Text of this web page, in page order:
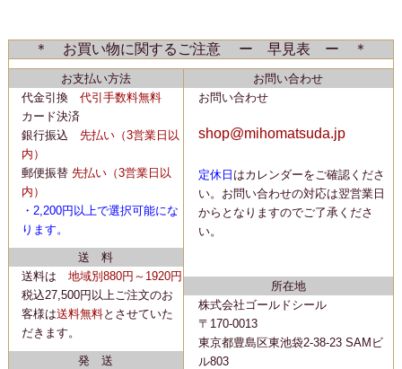
＊ お買い物に関するご注意 ー 早見表 ー ＊
お支払い方法
代金引換
代引手数料無料
カード決済
銀行振込
先払い（3営業日以
内）
郵便振替 先払い（3営業日以
内）
・2,200円以上で選択可能にな
ります。
送 料
送料は 地域別880円～1920円
税込27,500円以上ご注文のお
客様は送料無料とさせていた
だきます。
発 送
お問い合わせ
お問い合わせ
shop@mihomatsuda.jp
定休日 はカレンダーをご確認くださ
い。 お問い合わせの対応は翌営業日
からとなりますのでご了承くださ
い。
所在地
株式会社ゴールドシール
〒170-0013
東京都豊島区東池袋2-38-23 SAMビ
ル803